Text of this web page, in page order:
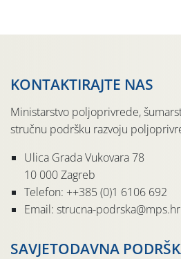
KONTAKTIRAJTE NAS
Ministarstvo poljoprivrede,
stručnu podršku razvoju
Ulica Grada Vukovara 78
10 000 Zagreb
Telefon: ++385 (0)1 6106 692
Email: strucna-podrska@mps.hr
SAVJETODAVNA